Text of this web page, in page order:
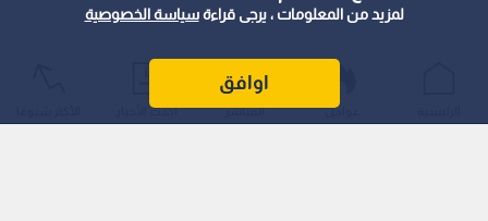
لمزيد من المعلومات ، يرجى قراءةسياسة الخصوصية
اوافق
عواجل المباشر أحدث الأخبار